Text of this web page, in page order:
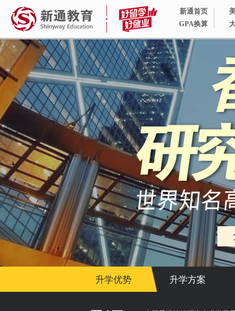
新通首页
GPA换算
升学优势 升学方案